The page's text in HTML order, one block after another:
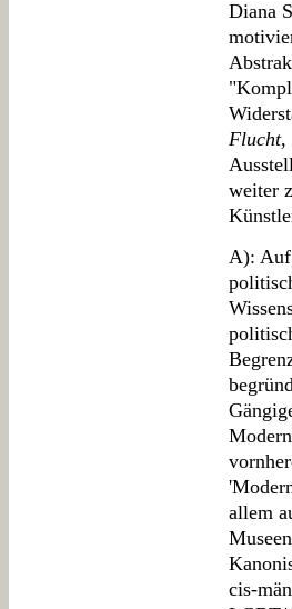
Diana
Flucht,
weiter
A):
allem
cis-